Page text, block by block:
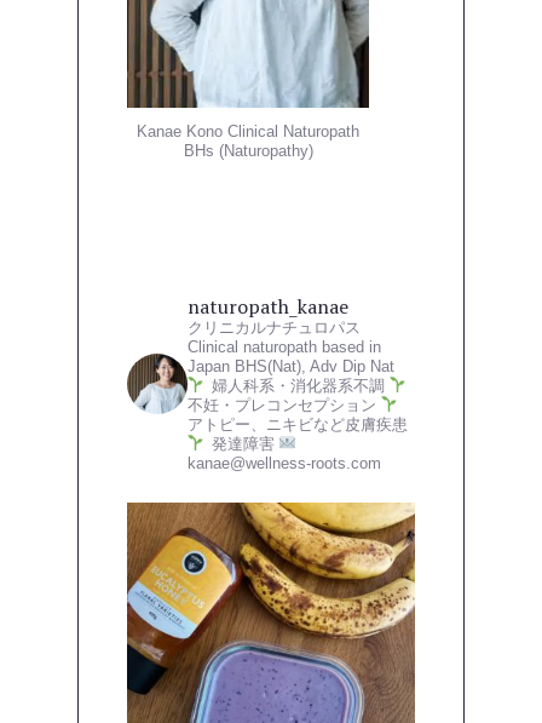
Kanae Kono Clinical Naturopath
BHs (Naturopathy)
naturopath_kanae
クリニカルナチュロパス
Clinical naturopath based in
Japan BHS(Nat), Adv Dip Nat
婦人科系・消化器系不調
不妊・プレコンセプション
アトピー、ニキビなど皮膚疾患
発達障害
kanae@wellness-roots.com